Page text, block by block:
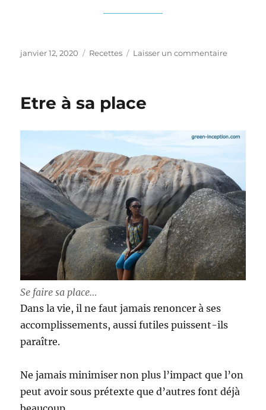
Publié
janvier 12, 2020 Catégories
Recettes Laisser un commentairesur
Etre à sa place
Se faire sa place…
Dans la vie, il ne faut jamais renoncer à ses
accomplissements, aussi futiles puissent-ils
paraître.
Ne jamais minimiser non plus l’impact que l’on
peut avoir sous prétexte que d’autres font déjà